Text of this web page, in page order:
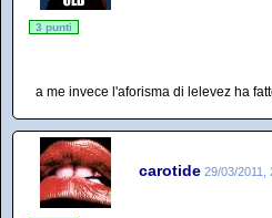
3 punti
a me invece l'aforisma di lelevez ha
carotide 29/03/2011,